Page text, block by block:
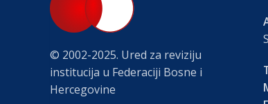
© 2002-2025. Ured za reviziju
institucija u Federaciji Bosne i
Hercegovine